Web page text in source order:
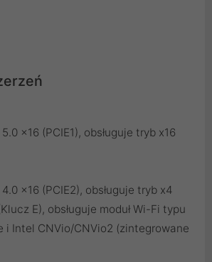
x16 (PCIE1), obsługuje tryb x16
x16 (PCIE2), obsługuje tryb x4
E), obsługuje moduł Wi-Fi typu
i Intel CNVio/CNVio2 (zintegrowane